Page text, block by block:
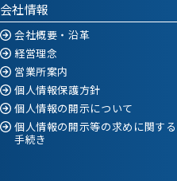
会社情報
会社概要・沿革
経営理念
営業所案内
個人情報保護方針
個人情報の開示について
個人情報の開示等の求めに関する
手続き